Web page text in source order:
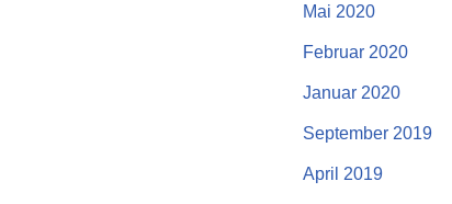
Mai 2020
Februar 2020
Januar 2020
September 2019
April 2019